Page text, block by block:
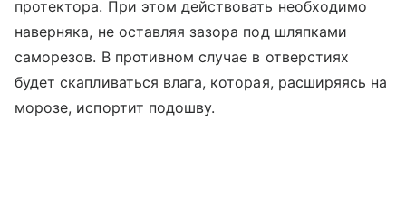
протектора. При этом действовать необходимо
наверняка, не оставляя зазора под шляпками
саморезов. В противном случае в отверстиях
будет скапливаться влага, которая, расширяясь на
морозе, испортит подошву.